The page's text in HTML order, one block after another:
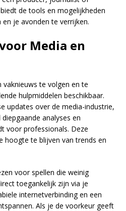
de tools en mogelijkheden
je avonden te verrijken.
Media en
te volgen en te
hulpmiddelen beschikbaar.
updates over de media-industrie,
analyses en
voor professionals. Deze
hoogte te blijven van trends en
voor spellen die weinig
toegankelijk zijn via je
internetverbinding en een
Als je de voorkeur geeft